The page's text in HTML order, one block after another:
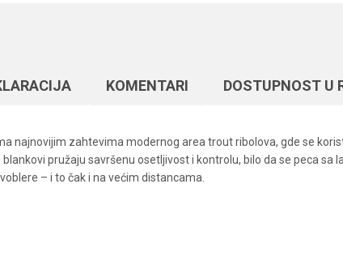
KOMENTARI DOSTUPNOST U
najnovijim zahtevima modernog area trout ribolova, gde se
pružaju savršenu osetljivost i kontrolu, bilo da se peca sa
– i to čak i na većim distancama.